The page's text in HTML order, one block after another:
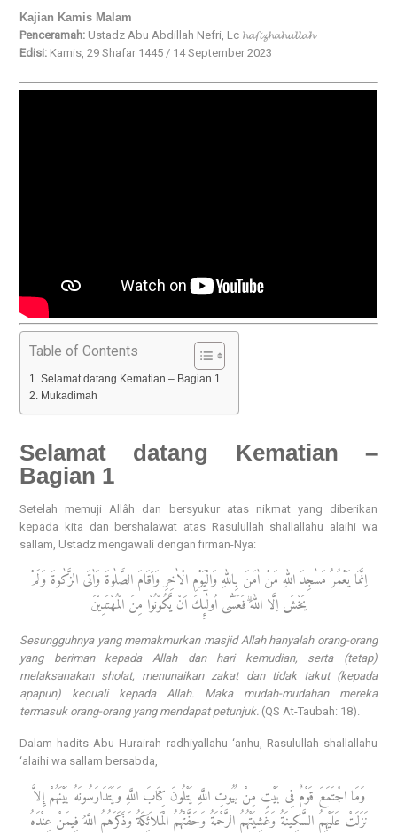
Kajian Kamis Malam
Penceramah: Ustadz Abu Abdillah Nefri, Lc 𝓱𝓪𝓯𝓲𝔃𝓱𝓪𝓱𝓾𝓵𝓵𝓪𝓱
Edisi: Kamis, 29 Shafar 1445 / 14 September 2023
Table of Contents
Selamat datang Kematian – Bagian 1
Mukadimah
Selamat datang Kematian –
Bagian 1
Setelah memuji Allâh dan bersyukur atas nikmat yang diberikan
kepada kita dan bershalawat atas Rasulullah shallallahu alaihi wa
sallam, Ustadz mengawali dengan firman-Nya:
اِنَّمَا يَعْمُرُ مَسٰجِدَ اللّٰهِ مَنْ اٰمَنَ بِاللّٰهِ وَالْيَوْمِ الْاٰخِرِ وَاَقَامَ الصَّلٰوةَ وَاٰتَى الزَّكٰوةَ وَلَمْ
يَخْشَ اِلَّا اللّٰهَ ۗفَعَسٰٓى اُولٰۤىِٕكَ اَنْ يَّكُوْنُوْا مِنَ الْمُهْتَدِيْنَ
Sesungguhnya yang memakmurkan masjid Allah hanyalah orang-orang
yang beriman kepada Allah dan hari kemudian, serta (tetap)
melaksanakan sholat, menunaikan zakat dan tidak takut (kepada
apapun) kecuali kepada Allah. Maka mudah-mudahan mereka
termasuk orang-orang yang mendapat petunjuk. (QS At-Taubah: 18).
Dalam hadits Abu Hurairah radhiyallahu ‘anhu, Rasulullah shallallahu
‘alaihi wa sallam bersabda,
وَمَا اجْتَمَعَ قَوْمٌ فِى بَيْتٍ مِنْ بُيُوتِ اللَّهِ يَتْلُونَ كِتَابَ اللَّهِ وَيَتَدَارَسُونَهُ بَيْنَهُمْ إِلاَّ
نَزَلَتْ عَلَيْهِمُ السَّكِينَةُ وَغَشِيَتْهُمُ الرَّحْمَةُ وَحَفَّتْهُمُ الْمَلاَئِكَةُ وَذَكَرَهُمُ اللَّهُ فِيمَنْ عِنْدَهُ